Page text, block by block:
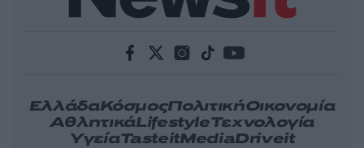
ΕλλάδαΚόσμοςΠολιτικήΟικονομία
ΑθλητικάLifestyleΤεχνολογία
ΥγείαTasteitMediaDriveit